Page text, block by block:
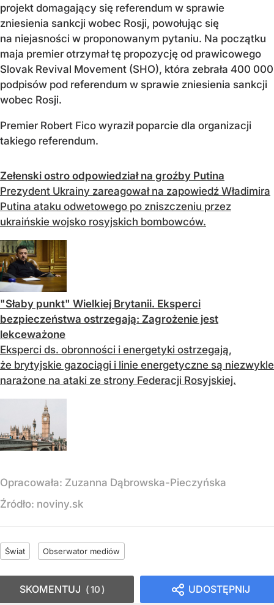
projekt domagający się referendum w sprawie
zniesienia sankcji wobec Rosji, powołując się
na niejasności w proponowanym pytaniu. Na początku
maja premier otrzymał tę propozycję od prawicowego
Slovak Revival Movement (SHO), która zebrała 400 000
podpisów pod referendum w sprawie zniesienia sankcji
wobec Rosji.
Premier Robert Fico wyraził poparcie dla organizacji
takiego referendum.
Zełenski ostro odpowiedział na groźby Putina
Prezydent Ukrainy zareagował na zapowiedź Władimira
Putina ataku odwetowego po zniszczeniu przez
ukraińskie wojsko rosyjskich bombowców.
"Słaby punkt" Wielkiej Brytanii. Eksperci
bezpieczeństwa ostrzegają: Zagrożenie jest
lekceważone
Eksperci ds. obronności i energetyki ostrzegają,
że brytyjskie gazociągi i linie energetyczne są niezwykle
narażone na ataki ze strony Federacji Rosyjskiej.
Opracowała: Zuzanna Dąbrowska-Pieczyńska
Źródło: noviny.sk
Świat Obserwator mediów
UDOSTĘPNIJ
SKOMENTUJ 10